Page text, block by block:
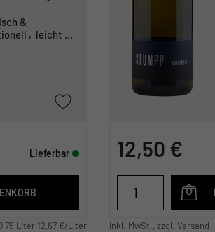
&
, leicht &
Lieferbar
Liter 12,67 €/Liter
12,50 €
inkl. MwSt., zzgl. Versand